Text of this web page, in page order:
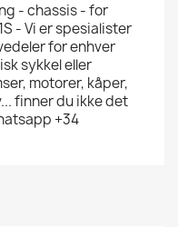
- chassis - for
- Vi er spesialister
for enhver
sykkel eller
motorer, kåper,
finner du ikke det
+34